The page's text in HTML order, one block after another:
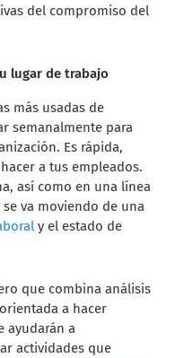
del compromiso del
lugar de trabajo
más usadas de
semanalmente para
Es rápida,
a tus empleados.
así como en una línea
va moviendo de una
y el estado de
que combina análisis
a hacer
ayudarán a
actividades que